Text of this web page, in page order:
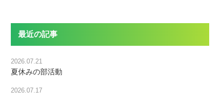
最近の記事
2026.07.21
夏休みの部活動
2026.07.17